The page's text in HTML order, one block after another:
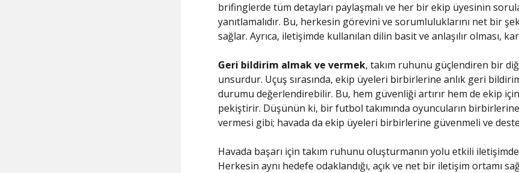
brifinglerde tüm detayları paylaşmalı ve her bir ekip üyesinin
yanıtlamalıdır. Bu, herkesin görevini ve sorumluluklarını net bir
sağlar. Ayrıca, iletişimde kullanılan dilin basit ve anlaşılır olması,
Geri bildirim almak ve vermek, takım ruhunu güçlendiren bir
unsurdur. Uçuş sırasında, ekip üyeleri birbirlerine anlık geri
durumu değerlendirebilir. Bu, hem güvenliği artırır hem de ekip
pekiştirir. Düşünün ki, bir futbol takımında oyuncuların
vermesi gibi; havada da ekip üyeleri birbirlerine güvenmeli ve
Havada başarı için takım ruhunu oluşturmanın yolu etkili
Herkesin aynı hedefe odaklandığı, açık ve net bir iletişim ortamı